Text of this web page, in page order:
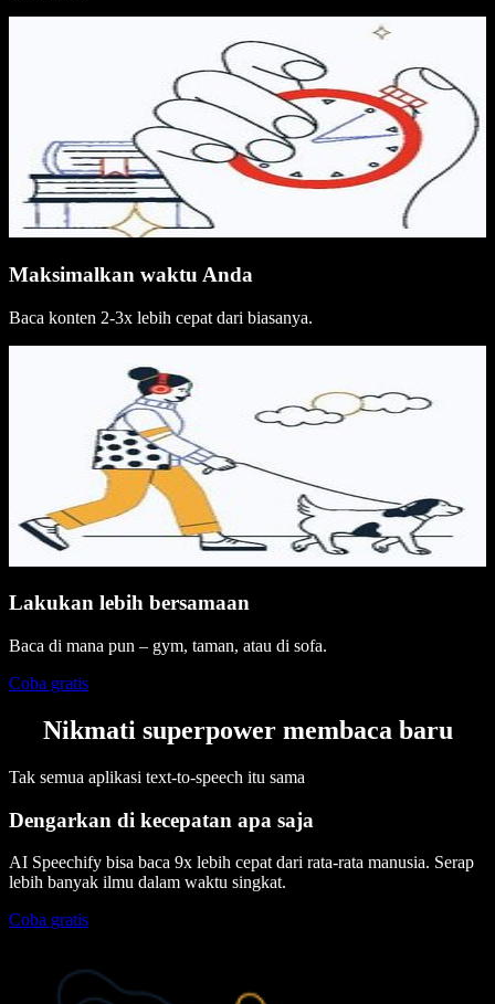
Maksimalkan waktu Anda
Baca konten 2-3x lebih cepat dari biasanya.
Lakukan lebih bersamaan
Baca di mana pun – gym, taman, atau di sofa.
Coba gratis
Nikmati superpower membaca baru
Tak semua aplikasi text-to-speech itu sama
Dengarkan di kecepatan apa saja
AI Speechify bisa baca 9x lebih cepat dari rata-rata manusia. Serap
lebih banyak ilmu dalam waktu singkat.
Coba gratis